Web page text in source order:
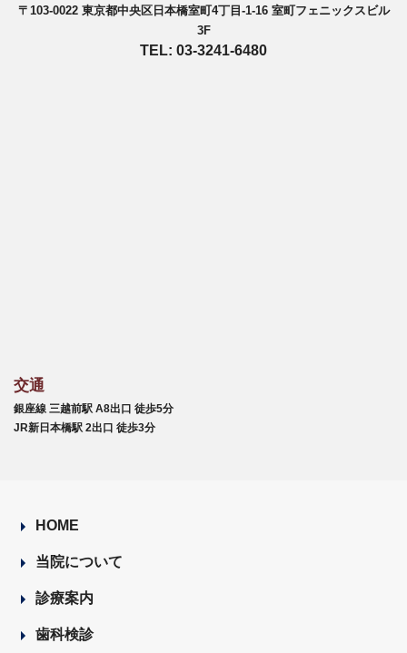
〒103-0022 東京都中央区日本橋室町4丁目-1-16 室町フェニックスビル
3F
TEL: 03-3241-6480
交通
銀座線 三越前駅 A8出口 徒歩5分
JR新日本橋駅 2出口 徒歩3分
HOME
当院について
診療案内
歯科検診